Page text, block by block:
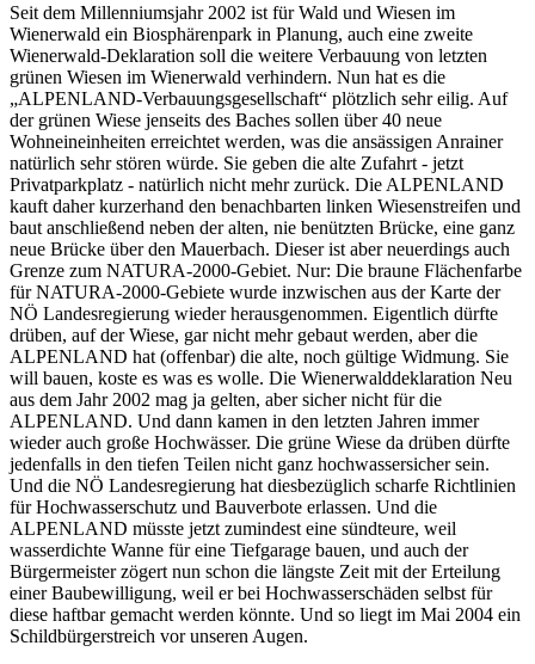
Seit dem Millenniumsjahr 2002 ist für Wald und Wiesen im
Wienerwald ein Biosphärenpark in Planung, auch eine zweite
Wienerwald-Deklaration soll die weitere Verbauung von letzten
grünen Wiesen im Wienerwald verhindern. Nun hat es die
„ALPENLAND-Verbauungsgesellschaft“ plötzlich sehr eilig. Auf
der grünen Wiese jenseits des Baches sollen über 40 neue
Wohneineinheiten erreichtet werden, was die ansässigen Anrainer
natürlich sehr stören würde. Sie geben die alte Zufahrt - jetzt
Privatparkplatz - natürlich nicht mehr zurück. Die ALPENLAND
kauft daher kurzerhand den benachbarten linken Wiesenstreifen und
baut anschließend neben der alten, nie benützten Brücke, eine ganz
neue Brücke über den Mauerbach. Dieser ist aber neuerdings auch
Grenze zum NATURA-2000-Gebiet. Nur: Die braune Flächenfarbe
für NATURA-2000-Gebiete wurde inzwischen aus der Karte der
NÖ Landesregierung wieder herausgenommen. Eigentlich dürfte
drüben, auf der Wiese, gar nicht mehr gebaut werden, aber die
ALPENLAND hat (offenbar) die alte, noch gültige Widmung. Sie
will bauen, koste es was es wolle. Die Wienerwalddeklaration Neu
aus dem Jahr 2002 mag ja gelten, aber sicher nicht für die
ALPENLAND. Und dann kamen in den letzten Jahren immer
wieder auch große Hochwässer. Die grüne Wiese da drüben dürfte
jedenfalls in den tiefen Teilen nicht ganz hochwassersicher sein.
Und die NÖ Landesregierung hat diesbezüglich scharfe Richtlinien
für Hochwasserschutz und Bauverbote erlassen. Und die
ALPENLAND müsste jetzt zumindest eine sündteure, weil
wasserdichte Wanne für eine Tiefgarage bauen, und auch der
Bürgermeister zögert nun schon die längste Zeit mit der Erteilung
einer Baubewilligung, weil er bei Hochwasserschäden selbst für
diese haftbar gemacht werden könnte. Und so liegt im Mai 2004 ein
Schildbürgerstreich vor unseren Augen.